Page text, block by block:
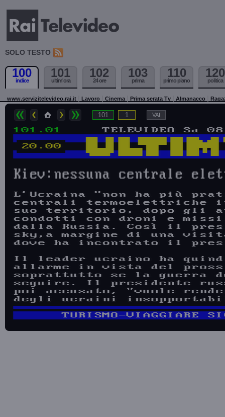
SOLO TESTO
100
indice
101
ultim'ora
102
24 ore
103
prima
110
primo piano
120
politica
www.servizitelevideo.rai.it Lavoro Cinema Prima serata Tv Almanacco